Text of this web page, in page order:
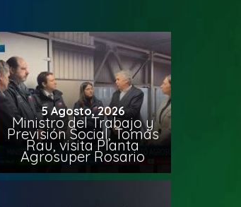
5 Agosto, 2026
Ministro del Trabajo y
Previsión Social, Tomás
Rau, visita Planta
Agrosuper Rosario